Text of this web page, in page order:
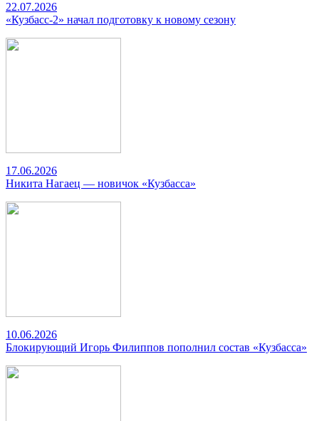
22.07.2026
«Кузбасс-2» начал подготовку к новому сезону
17.06.2026
Никита Нагаец — новичок «Кузбасса»
10.06.2026
Блокирующий Игорь Филиппов пополнил состав «Кузбасса»